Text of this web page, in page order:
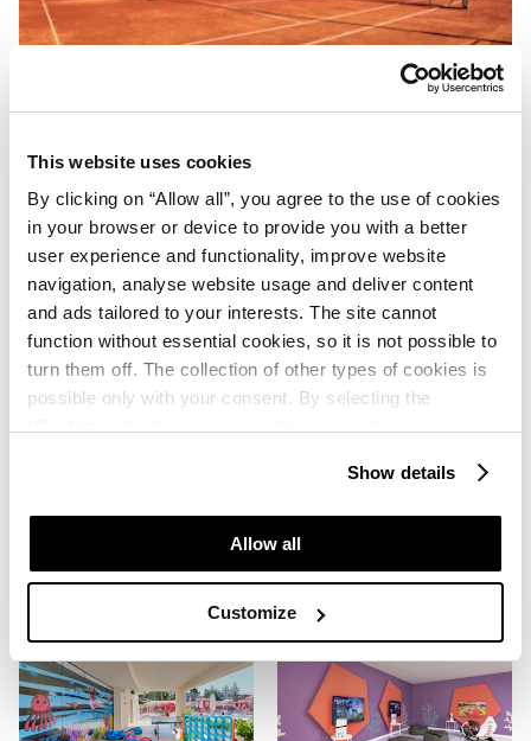
This website uses cookies
By clicking on “Allow all”, you agree to the use of cookies
in your browser or device to provide you with a better
user experience and functionality, improve website
navigation, analyse website usage and deliver content
and ads tailored to your interests. The site cannot
function without essential cookies, so it is not possible to
turn them off. The collection of other types of cookies is
possible only with your consent. By selecting the
which purposes we may process your data. You can
manage your “Details” selection in your browser at any
Show details
Allow all
Customize